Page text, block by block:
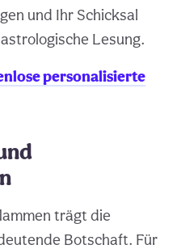
und Ihr Schicksal
Lesung.
personalisierte
trägt die
Botschaft. Für